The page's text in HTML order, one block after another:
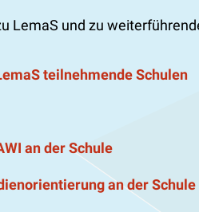
LemaS und zu
teilnehmende Schulen
an der Schule
an der Schule